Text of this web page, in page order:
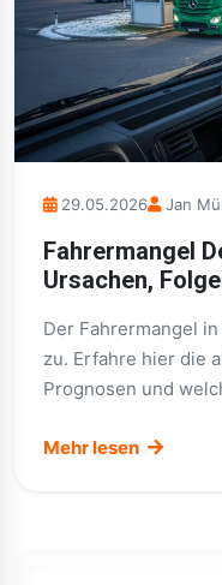
29.05.2026 Jan
Fahrermangel
Ursachen,
Der Fahrermangel
zu. Erfahre hier die
Prognosen und
Mehr lesen